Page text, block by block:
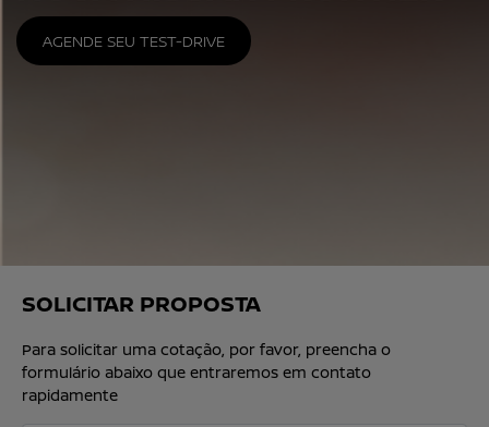
SOLICITAR PROPOSTA
Para solicitar uma cotação, por favor, preencha o
formulário abaixo que entraremos em contato
rapidamente
AGENDE SEU TEST-DRIVE